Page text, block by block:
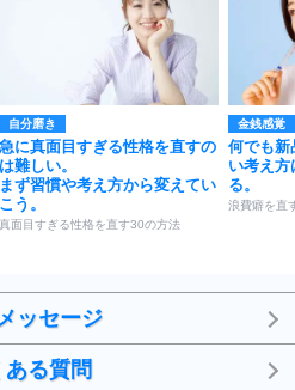
自分磨き
急に真面目すぎる性格を直すの
は難しい。
まず習慣や考え方から変えてい
こう。
真面目すぎる性格を直す30の方法
金銭感覚
何でも新
い考え方
る。
浪費癖を直
ッセージ
ある質問